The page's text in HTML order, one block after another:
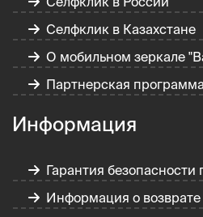
Селфклик в Казахстане
О мобильном зеркале
Партнерская
Информация
Гарантия безопасности
Информация о возврате